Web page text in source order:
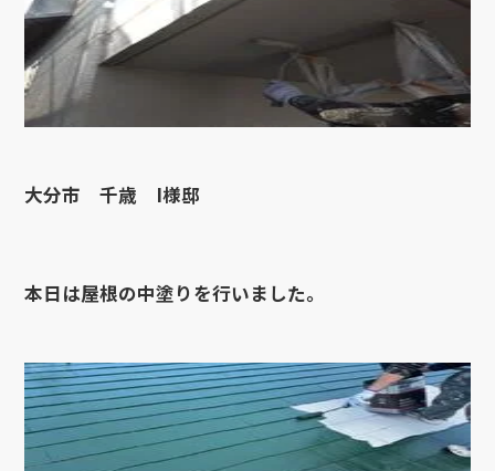
大分市 千歳 I様邸
本日は屋根の中塗りを行いました。